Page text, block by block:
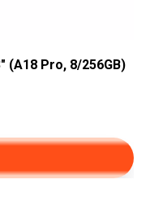
(A18 Pro, 8/256GB)